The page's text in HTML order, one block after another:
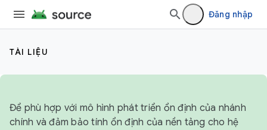
Đăng nhập
TÀI LIỆU
Để phù hợp với mô hình phát triển ổn định của nhánh
chính và đảm bảo tính ổn định của nền tảng cho hệ